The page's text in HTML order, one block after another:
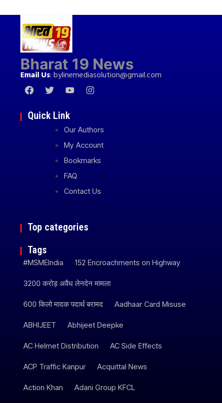
Bharat 19 News
Email Us:bylinemediasolution@gmail.com
Quick Link
Our Authors
My Account
Bookmarks
FAQ
Contact Us
Top categories
Tags
#MSMEIndia 152 Encroachments on Highway
3200 करोड़ अवैध लेनदेन मामला
600 किलो मादक पदार्थ बरामद Aadhaar Card Misuse
ABHIJEET Abhijeet Deepke
AC Helmet Distribution AC Side Effects
ACP Traffic Kanpur Acquittal News
Action Khan Adani Group KFCL